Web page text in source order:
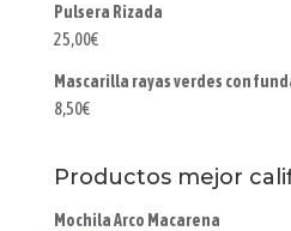
Pulsera Rizada
25,00€
Mascarilla rayas verdes con
8,50€
Productos mejor
Mochila Arco Macarena